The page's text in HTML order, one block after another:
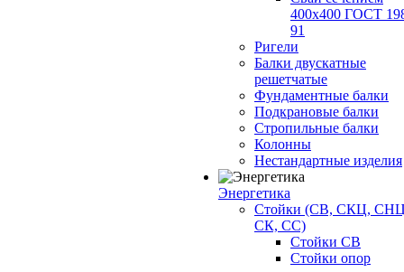
400х400 ГОСТ
91
Ригели
Балки двускатные
решетчатые
Фундаментные балки
Подкрановые балки
Стропильные балки
Колонны
Нестандартные изделия
Энергетика
Стойки (СВ, СКЦ,
СК, СС)
Стойки СВ
Стойки опор